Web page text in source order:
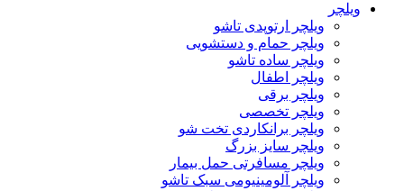
ویلچر
ویلچر ارتوپدی تاشو
ویلچر حمام و دستشویی
ویلچر ساده تاشو
ویلچر اطفال
ویلچر برقی
ویلچر تخصصی
ویلچر برانکاردی تخت شو
ویلچر سایز بزرگ
ویلچر مسافرتی حمل بیمار
ویلچر آلومینیومی سبک تاشو